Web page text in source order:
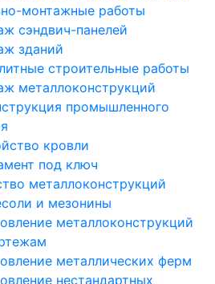
монтажные работы
сэндвич-панелей
зданий
строительные работы
металлоконструкций
промышленного
кровли
под ключ
металлоконструкций
и мезонины
металлоконструкций
металлических ферм
нестандартных